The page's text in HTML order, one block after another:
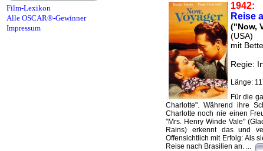
1942:
Reise
("Now,
(USA)
mit
Regie:
Länge:
Für die
Charlotte". Während ihre
Charlotte noch nie einen
"Mrs. Henry Winde Vale"
Rains) erkennt das und
Offensichtlich mit Erfolg: Als
Reise nach Brasilien an. ...
Film-Lexikon
Alle OSCAR®-Gewinner
Impressum